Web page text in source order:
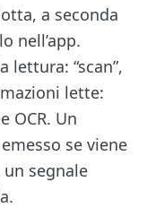
a seconda
nell’app.
lettura: “scan”,
lette:
OCR. Un
se viene
segnale